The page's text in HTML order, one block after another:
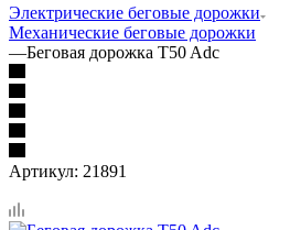
Электрические беговые дорожки
Механические беговые дорожки
—Беговая дорожка T50 Adc
Артикул: 21891